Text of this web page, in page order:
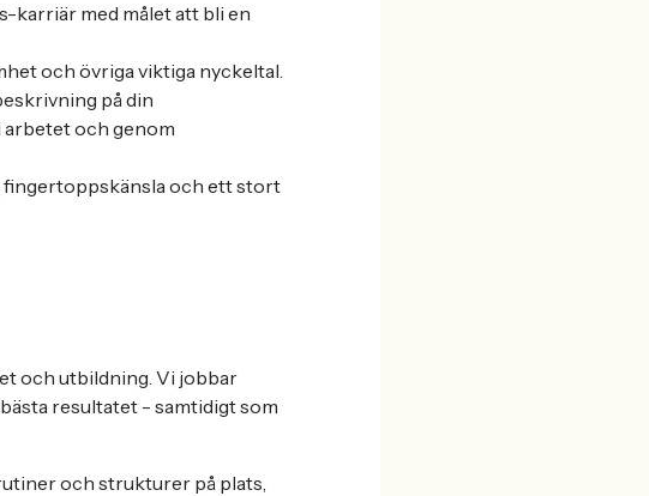
karriär med målet att bli en
och övriga viktiga nyckeltal.
på din
arbetet och genom
fingertoppskänsla och ett stort
och utbildning. Vi jobbar
resultatet - samtidigt som
och strukturer på plats,